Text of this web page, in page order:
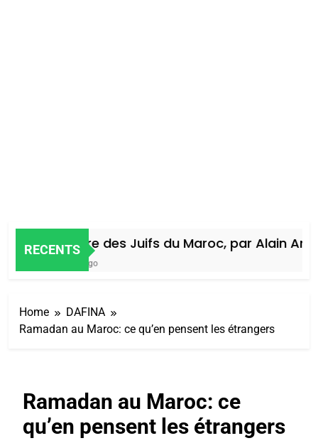
RECENTS
Histoire des Juifs du Maroc, par Alain Amiel
Home
DAFINA
Ramadan au Maroc: ce qu’en pensent les étrangers
Ramadan au Maroc: ce
qu’en pensent les étrangers